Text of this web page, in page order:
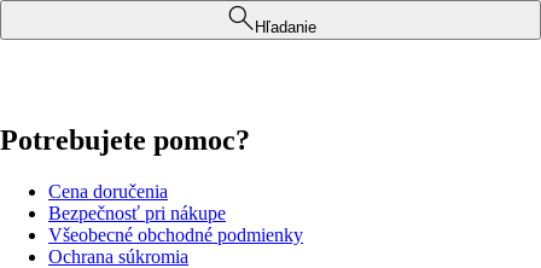
Hľadanie
Potrebujete pomoc?
Cena doručenia
Bezpečnosť pri nákupe
Všeobecné obchodné podmienky
Ochrana súkromia